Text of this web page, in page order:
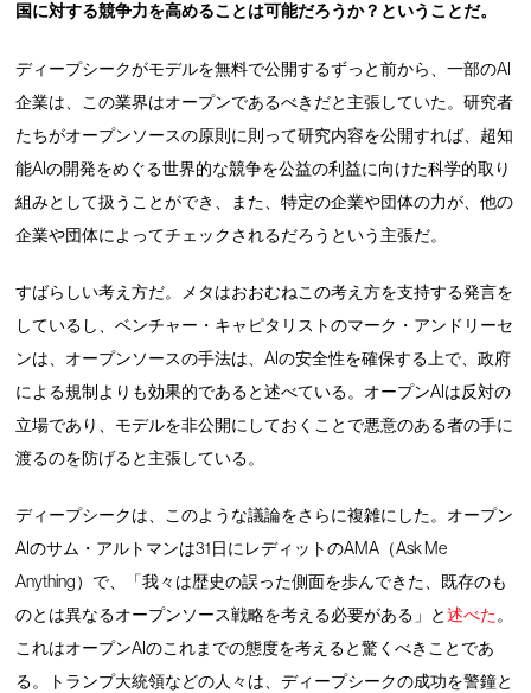
国に対する競争力を高めることは可能だろうか？ということだ。
ディープシークがモデルを無料で公開するずっと前から、一部のAI
企業は、この業界はオープンであるべきだと主張していた。研究者
たちがオープンソースの原則に則って研究内容を公開すれば、超知
能AIの開発をめぐる世界的な競争を公益の利益に向けた科学的取り
組みとして扱うことができ、また、特定の企業や団体の力が、他の
企業や団体によってチェックされるだろうという主張だ。
すばらしい考え方だ。メタはおおむねこの考え方を支持する発言を
しているし、ベンチャー・キャピタリストのマーク・アンドリーセ
ンは、オープンソースの手法は、AIの安全性を確保する上で、政府
による規制よりも効果的であると述べている。オープンAIは反対の
立場であり、モデルを非公開にしておくことで悪意のある者の手に
渡るのを防げると主張している。
ディープシークは、このような議論をさらに複雑にした。オープン
AIのサム・アルトマンは31日にレディットのAMA（Ask Me
Anything）で、「我々は歴史の誤った側面を歩んできた、既存のも
のとは異なるオープンソース戦略を考える必要がある」と述べた。
これはオープンAIのこれまでの態度を考えると驚くべきことであ
る。トランプ大統領などの人々は、ディープシークの成功を警鐘と